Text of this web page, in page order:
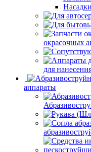
окрасочных
для
аппараты